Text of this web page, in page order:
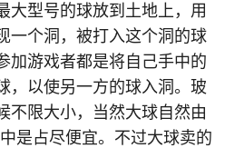
大型号的球放到土地上，用
一个洞，被打入这个洞的球
加游戏者都是将自己手中的
，以使另一方的球入洞。玻
不限大小，当然大球自然由
是占尽便宜。不过大球卖的